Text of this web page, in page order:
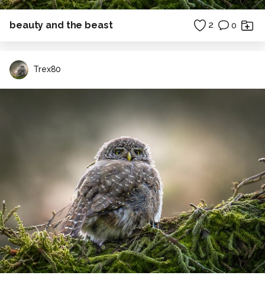
beauty and the beast 2 0
Trex80